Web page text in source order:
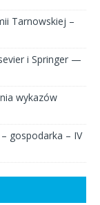
Tarnowskiej –
i Springer —
wykazów
gospodarka – IV